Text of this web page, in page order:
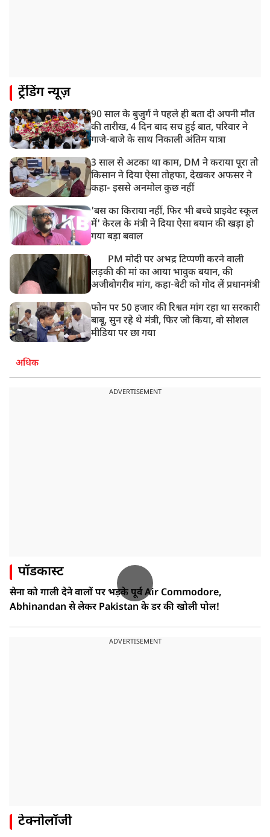
ट्रेंडिंग न्यूज़
90 साल के बुजुर्ग ने पहले ही बता दी अपनी मौत
की तारीख, 4 दिन बाद सच हुई बात, परिवार ने
गाजे-बाजे के साथ निकाली अंतिम यात्रा
3 साल से अटका था काम, DM ने कराया पूरा तो
किसान ने दिया ऐसा तोहफा, देखकर अफसर ने
कहा- इससे अनमोल कुछ नहीं
'बस का किराया नहीं, फिर भी बच्चे प्राइवेट स्कूल
में' केरल के मंत्री ने दिया ऐसा बयान की खड़ा हो
गया बड़ा बवाल
PM मोदी पर अभद्र टिप्पणी करने वाली
लड़की की मां का आया भावुक बयान, की
अजीबोगरीब मांग, कहा-बेटी को गोद लें प्रधानमंत्री
फोन पर 50 हजार की रिश्वत मांग रहा था सरकारी
बाबू, सुन रहे थे मंत्री, फिर जो किया, वो सोशल
मीडिया पर छा गया
अधिक
ADVERTISEMENT
पॉडकास्ट
सेना को गाली देने वालों पर भड़के पूर्व Air Commodore,
Abhinandan से लेकर Pakistan के डर की खोली पोल!
ADVERTISEMENT
टेक्नोलॉजी